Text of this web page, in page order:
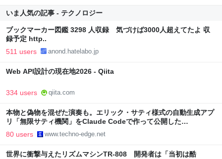
いま人気の記事 - テクノロジー
ブックマーカー図鑑 3298 人収録 気づけば3000人超えてたよ 収
録予定 http..
511 users anond.hatelabo.jp
Web API設計の現在地2026 - Qiita
334 users qiita.com
本物と偽物を混ぜた演奏も。エリック・サティ様式の自動生成アプ
リ「無限サティ機関」をClaude Codeで作って公開した
（CloseBox） | テクノエッジ TechnoEdge
80 users www.techno-edge.net
世界に衝撃与えたリズムマシンTR-808 開発者は「当初は酷